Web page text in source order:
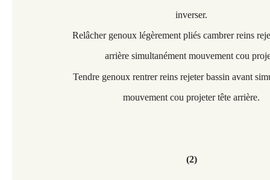
inverser.
Relâcher genoux légèrement pliés cambrer reins
arrière simultanément mouvement cou
Tendre genoux rentrer reins rejeter bassin avant
mouvement cou projeter tête arrière.
(2)